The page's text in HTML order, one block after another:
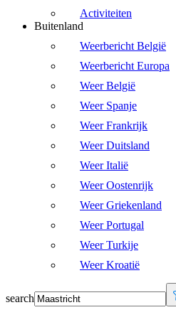
Activiteiten
Buitenland
Weerbericht België
Weerbericht Europa
Weer België
Weer Spanje
Weer Frankrijk
Weer Duitsland
Weer Italië
Weer Oostenrijk
Weer Griekenland
Weer Portugal
Weer Turkije
Weer Kroatië
search